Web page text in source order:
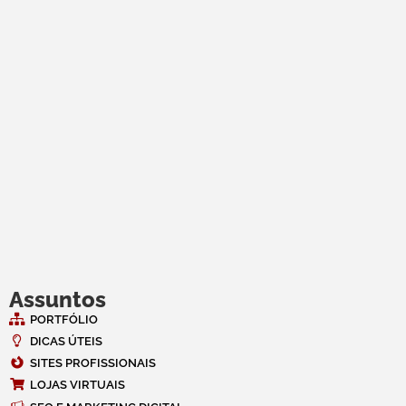
Assuntos
PORTFÓLIO
DICAS ÚTEIS
SITES PROFISSIONAIS
LOJAS VIRTUAIS